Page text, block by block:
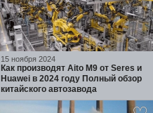
15 ноября 2024
Как производят Aito M9 от Seres и
Huawei в 2024 году Полный обзор
китайского автозавода